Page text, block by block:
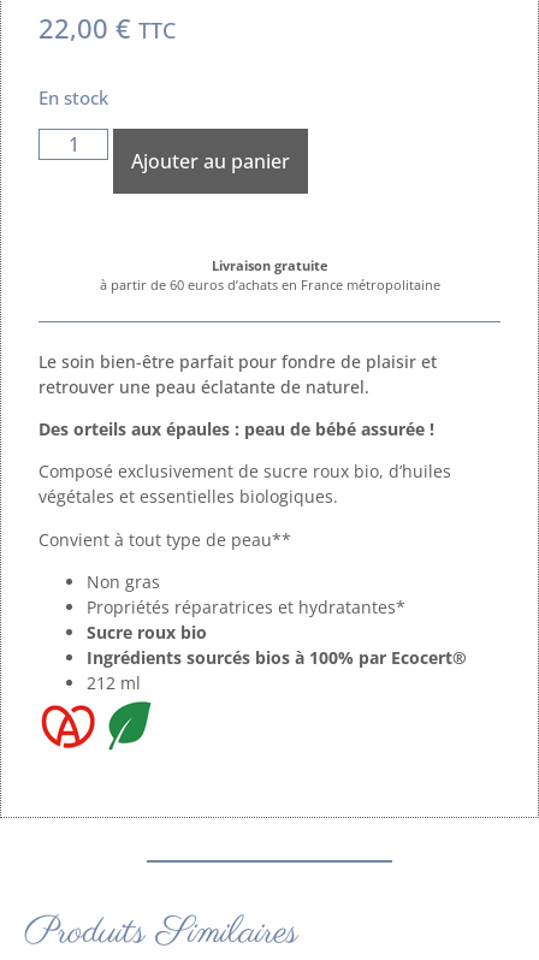
22,00€ TTC
En stock
Ajouter au panier
Livraison gratuite
à partir de 60 euros d’achats en France métropolitaine
Le soin bien-être parfait pour fondre de plaisir et
retrouver une peau éclatante de naturel.
Des orteils aux épaules : peau de bébé assurée !
Composé exclusivement de sucre roux bio, d’huiles
végétales et essentielles biologiques.
Convient à tout type de peau**
Non gras
Propriétés réparatrices et hydratantes*
Sucre roux bio
Ingrédients sourcés bios à 100% par Ecocert®
212 ml
Produits Similaires